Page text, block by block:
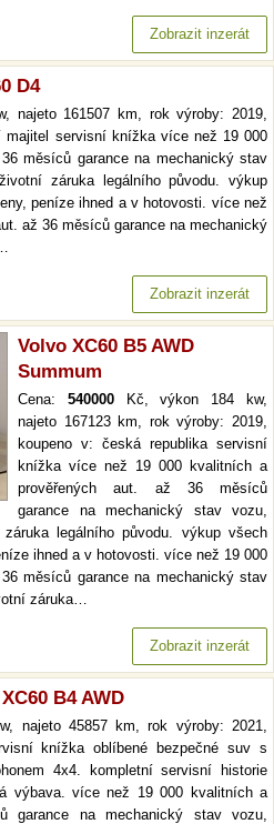
Zobrazit inzerát
D4
najeto 161507 km, rok výroby: 2019,
majitel servisní knížka více než 19 000
měsíců garance na mechanický stav
záruka legálního původu. výkup
peníze ihned a v hotovosti. více než
až 36 měsíců garance na mechanický
Zobrazit inzerát
Volvo XC60 B5 AWD
Summum
Cena: 540000Kč, výkon 184 kw,
najeto 167123 km, rok výroby: 2019,
koupeno v: česká republika servisní
knížka více než 19 000 kvalitních a
prověřených aut. až 36 měsíců
garance na mechanický stav vozu,
legálního původu. výkup všech
ihned a v hotovosti. více než 19 000
měsíců garance na mechanický stav
záruka…
Zobrazit inzerát
B4 AWD
najeto 45857 km, rok výroby: 2021,
knížka oblíbené bezpečné suv s
4x4. kompletní servisní historie
výbava. více než 19 000 kvalitních a
garance na mechanický stav vozu,